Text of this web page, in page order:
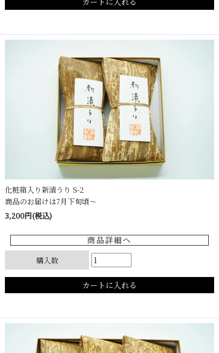
化粧箱入り新漬うり S-2
商品のお届けは7月下旬頃〜
3,200円(税込)
商品詳細へ
購入数